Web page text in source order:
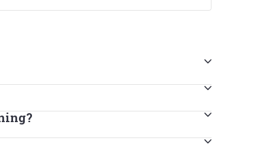
រផ្សេងគ្នា។ សម្រាប់ស្ថាប័នមួយចំនួនអាចទទួលយក
វទាក់ទងស្ថាប័នជាក់លាក់របស់អ្នកដើម្បីស្វែងយល់
លេស អ្នកប្រហែលជាត្រូវប្រឡងតេស្ត IELTS